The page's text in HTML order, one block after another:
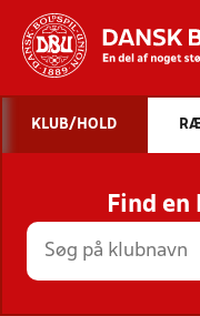
STILLINGER,
KLUB/HOLD
Find